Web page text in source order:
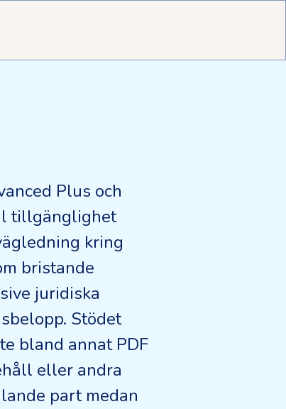
Plus och
tillgänglighet
kring
bristande
juridiska
Stödet
bland annat PDF
eller andra
part medan